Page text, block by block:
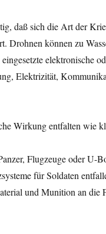
daß sich die Art der
Drohnen können zu
elektronische
Elektrizität,
Wirkung entfalten wie
Flugzeuge oder U-
für Soldaten
und Munition an die